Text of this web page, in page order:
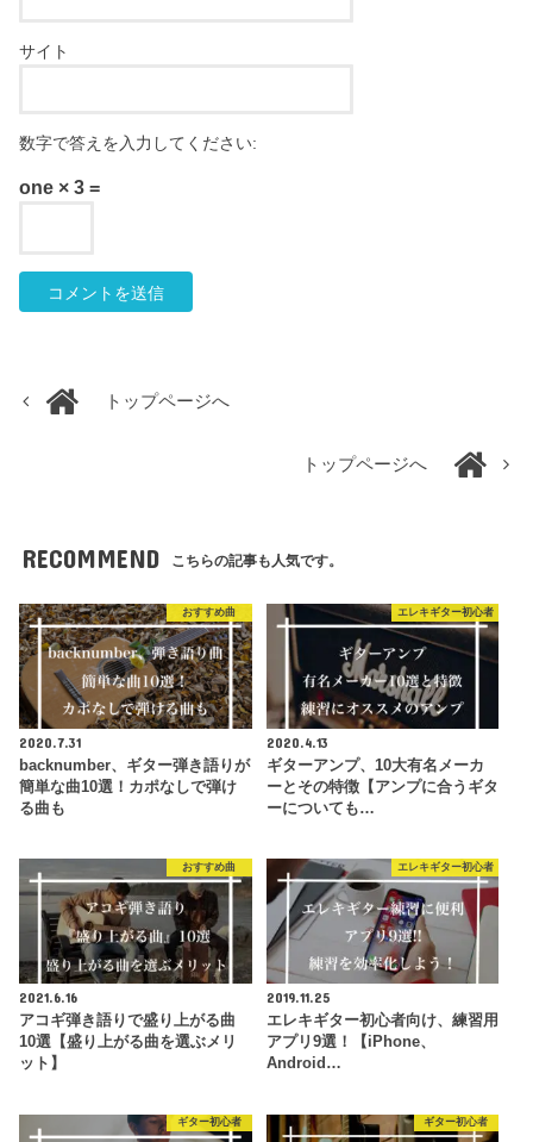
サイト
数字で答えを入力してください:
one × 3 =
トップページへ
トップページへ
RECOMMEND こちらの記事も人気です。
おすすめ曲
2020.7.31
backnumber、ギター弾き語りが
簡単な曲10選！カポなしで弾け
る曲も
エレキギター初心者
2020.4.13
ギターアンプ、10大有名メーカ
ーとその特徴【アンプに合うギタ
ーについても…
おすすめ曲
2021.6.16
アコギ弾き語りで盛り上がる曲
10選【盛り上がる曲を選ぶメリ
ット】
エレキギター初心者
2019.11.25
エレキギター初心者向け、練習用
アプリ9選！【iPhone、
Android…
ギター初心者 ギター初心者